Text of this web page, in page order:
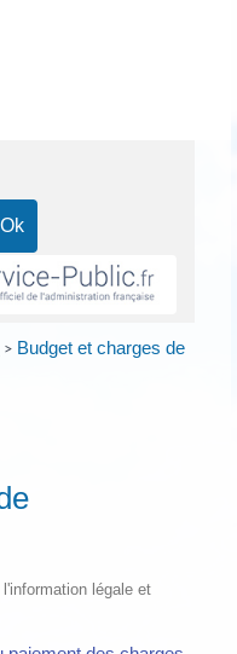
> Budget et charges de
légale et